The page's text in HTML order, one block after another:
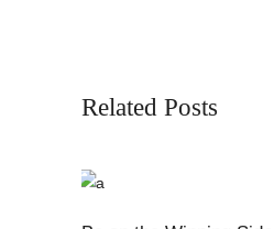
Related Posts